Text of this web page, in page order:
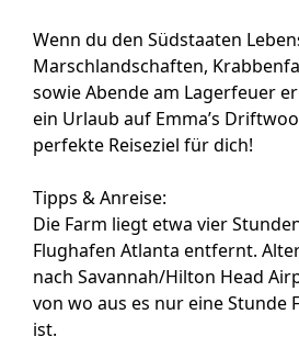
Wenn du den Südstaaten
Marschlandschaften,
sowie Abende am Lagerfeuer
ein Urlaub auf Emma’s
perfekte Reiseziel für dich!
Tipps & Anreise:
Die Farm liegt etwa vier
Flughafen Atlanta entfernt.
nach Savannah/Hilton Head
von wo aus es nur eine Stunde
ist.